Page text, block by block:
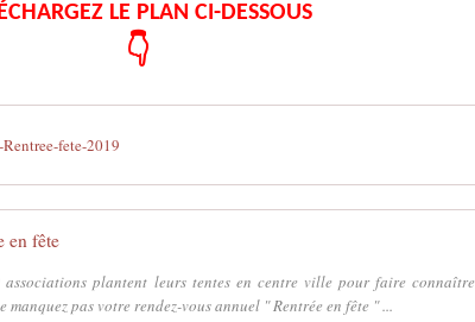
LE PLAN CI-DESSOUS
👇
fete-2019
en fête
associations plantent leurs tentes en centre ville pour faire connaître
manquez pas votre rendez-vous annuel " Rentrée en fête " ...